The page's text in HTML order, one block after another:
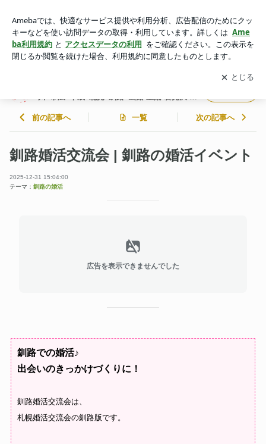
【札幌･旭川･苫小牧･滝川･帯広･千歳･北見･釧路･函館·室蘭·岩
見沢·小樽·江別◇婚活･恋活･友達作り】
アプリをダウンロードして ブログの更新通知
を受け取りまし
ょう。
開く
川･帯広･千歳･北見･釧路･函館·室蘭·岩見沢·小
前の記事へ 一覧 次の記事へ
釧路婚活交流会 | 釧路の婚活イベント
2025-12-31 15:04:00
テーマ： 釧路の婚活
広告を表示できませんでした
釧路での婚活♪
出会いのきっかけづくりに！
釧路婚活交流会は、
札幌婚活交流会の釧路版です。